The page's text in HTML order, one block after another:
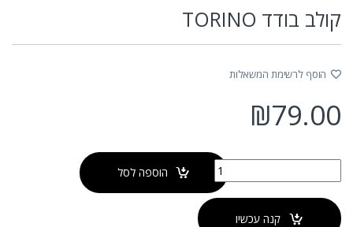
קולב בודד TORINO
הוסף לרשימת המשאלות
₪79.00
הוספה לסל
קנה עכשיו